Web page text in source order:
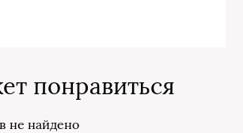
понравиться
не найдено